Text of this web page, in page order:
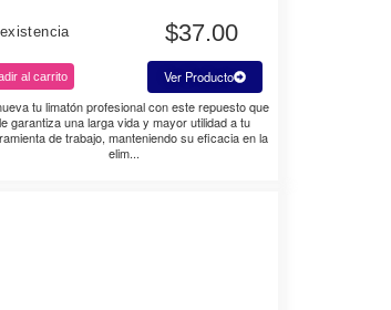
$37.00
al carrito
Ver Producto
tu limatón profesional con este repuesto que
le garantiza una larga vida y mayor utilidad a tu
de trabajo, manteniendo su eficacia en la
elim...